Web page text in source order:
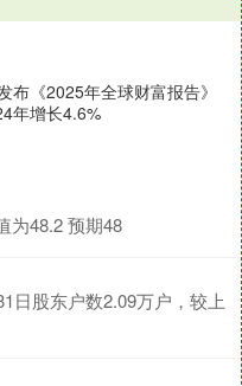
布《2025年全球财富报告》
年增长4.6%
为48.2 预期48
日股东户数2.09万户，较上